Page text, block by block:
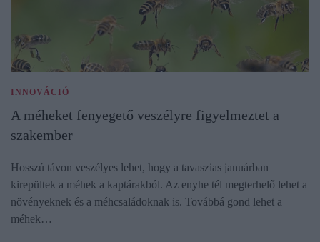
INNOVÁCIÓ
A méheket fenyegető veszélyre figyelmeztet a
szakember
Hosszú távon veszélyes lehet, hogy a tavaszias januárban
kirepültek a méhek a kaptárakból. Az enyhe tél megterhelő lehet a
növényeknek és a méhcsaládoknak is. Továbbá gond lehet a
méhek…